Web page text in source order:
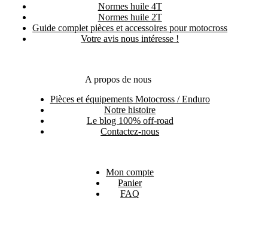
Normes huile 4T
Normes huile 2T
Guide complet pièces et accessoires pour motocross
Votre avis nous intéresse !
A propos de nous
Pièces et équipements Motocross / Enduro
Notre histoire
Le blog 100% off-road
Contactez-nous
Mon compte
Panier
FAQ